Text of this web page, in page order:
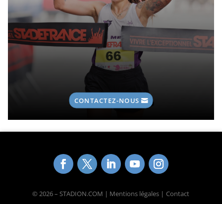
CONTACTEZ-NOUS
© 2026 – STADION.COM | Mentions légales | Contact